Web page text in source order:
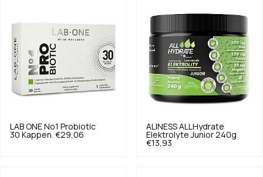
LAB ONE No1 Probiotic
30 Kappen. €29,06
ALINESS ALLHydrate
Elektrolyte Junior 240g
€13,93